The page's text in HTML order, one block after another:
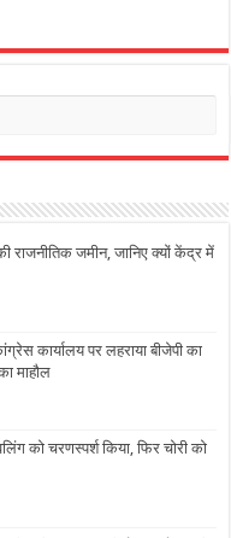
राजनीतिक जमीन, जानिए क्यों केंद्र में
कार्यालय पर लहराया बीजेपी का
माहौल
को चरणस्पर्श किया, फिर चोरी को